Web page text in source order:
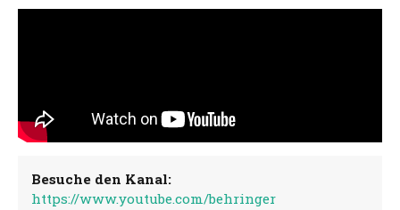
Besuche den Kanal:
https://www.youtube.com/behringer